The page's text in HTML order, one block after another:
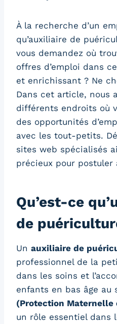
À la recherche d’un
qu’auxiliaire de
vous demandez où
offres d’emploi dans
et enrichissant ? Ne
Dans cet article, nous
différents endroits où
des opportunités
avec les tout-petits.
sites web spécialisés
précieux pour postuler
Qu’est-ce
de
Un auxiliaire de
professionnel de la
dans les soins et
enfants en bas âge au
(Protection Maternelle
un rôle essentiel dans